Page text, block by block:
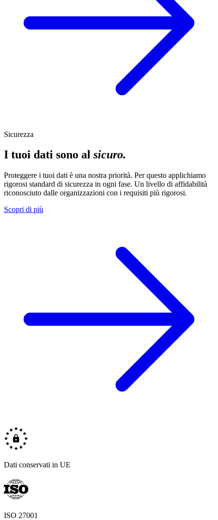
Sicurezza
I tuoi dati sono al sicuro.
Proteggere i tuoi dati è una nostra priorità. Per questo applichiamo
rigorosi standard di sicurezza in ogni fase. Un livello di affidabilità
riconosciuto dalle organizzazioni con i requisiti più rigorosi.
Scopri di più
Dati conservati in UE
ISO 27001